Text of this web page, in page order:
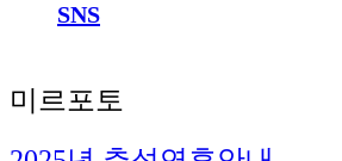
SNS
미르포토